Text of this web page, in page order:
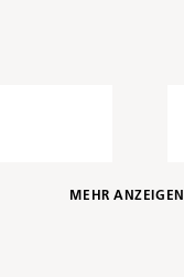
MEHR ANZEIGEN